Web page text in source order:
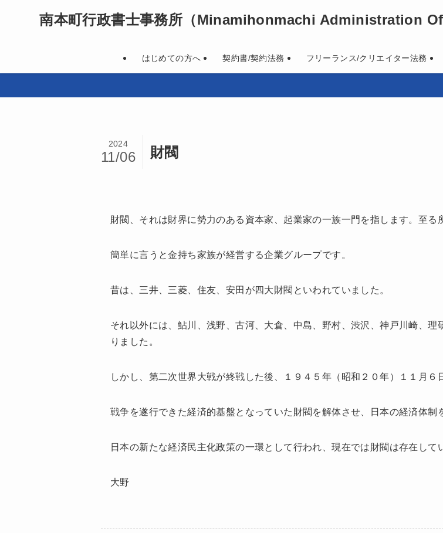
南本町行政書士事務所 （Minamihonmachi Administration
はじめての方へ 契約書/契約法務 フリーランス/クリエイター法務
財閥
2024
11/06
財閥、それは財界に勢力のある資本家、起業家の一族一門を指します。至る
簡単に言うと金持ち家族が経営する企業グループです。
昔は、三井、三菱、住友、安田が四大財閥といわれていました。
それ以外には、鮎川、浅野、古河、大倉、中島、野村、渋沢、神戸川崎、
りました。
しかし、第二次世界大戦が終戦した後、１９４５年（昭和２０年）１１月６
戦争を遂行できた経済的基盤となっていた財閥を解体させ、日本の経済体制
日本の新たな経済民主化政策の一環として行われ、現在では財閥は存在して
大野